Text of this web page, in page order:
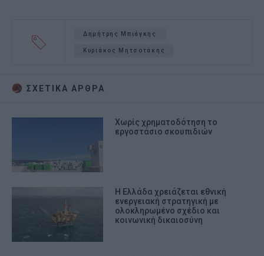
Δημήτρης Μπιάγκης
Κυριάκος Μητσοτάκης
ΣΧΕΤΙΚA AΡΘΡΑ
Χωρίς χρηματοδότηση το
εργοστάσιο σκουπιδιών
Η Ελλάδα χρειάζεται εθνική
ενεργειακή στρατηγική με
ολοκληρωμένο σχέδιο και
κοινωνική δικαιοσύνη